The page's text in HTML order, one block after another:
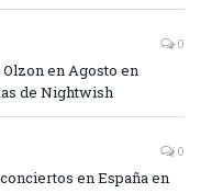
0
en Agosto en
de Nightwish
0
en España en